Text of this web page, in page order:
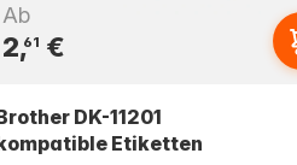
Ab
2,61 €
DK-11201
Etiketten